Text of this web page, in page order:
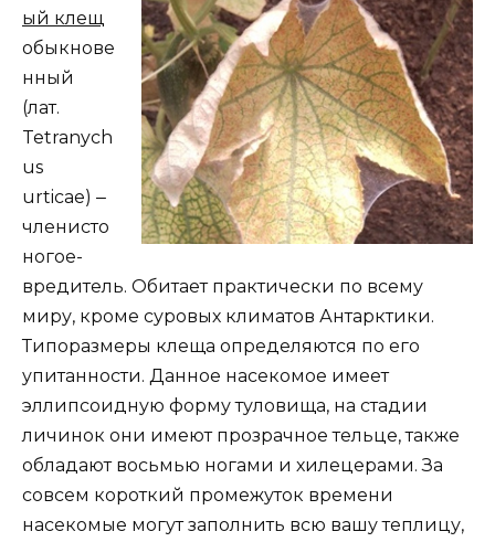
ый клещ
обыкнове
нный
(лат.
Tetranych
us
urticae) ‒
членисто
ногое-
вредитель. Обитает практически по всему
миру, кроме суровых климатов Антарктики.
Типоразмеры клеща определяются по его
упитанности. Данное насекомое имеет
эллипсоидную форму туловища, на стадии
личинок они имеют прозрачное тельце, также
обладают восьмью ногами и хилецерами. За
совсем короткий промежуток времени
насекомые могут заполнить всю вашу теплицу,